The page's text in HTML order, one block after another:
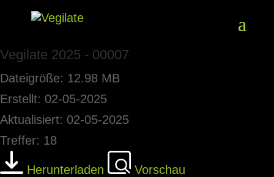
Vegilate 2025 - 00007
Dateigröße: 12.98 MB
Erstellt: 02-05-2025
Aktualisiert: 02-05-2025
Treffer: 18
Herunterladen Vorschau